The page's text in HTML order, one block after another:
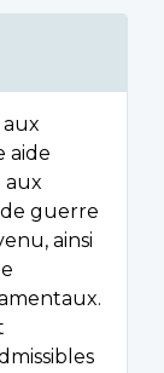
aux
aide
aux
guerre
ainsi